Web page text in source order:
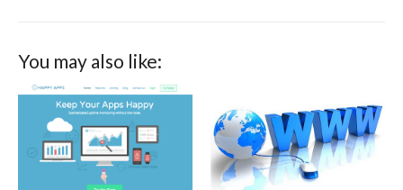
You may also like: